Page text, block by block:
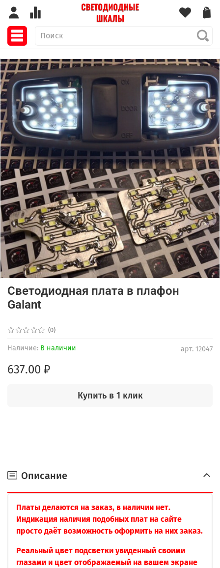
(0)
арт. 12047
Наличие: В наличии
Светодиодная плата в плафон
Galant
637.00 ₽
Купить в 1 клик
Описание
Платы делаются на заказ, в наличии нет.
Индикация наличия подобных плат на сайте
просто даёт возможность оформить на них заказ.
Реальный цвет подсветки увиденный своими
глазами и цвет отображаемый на вашем экране